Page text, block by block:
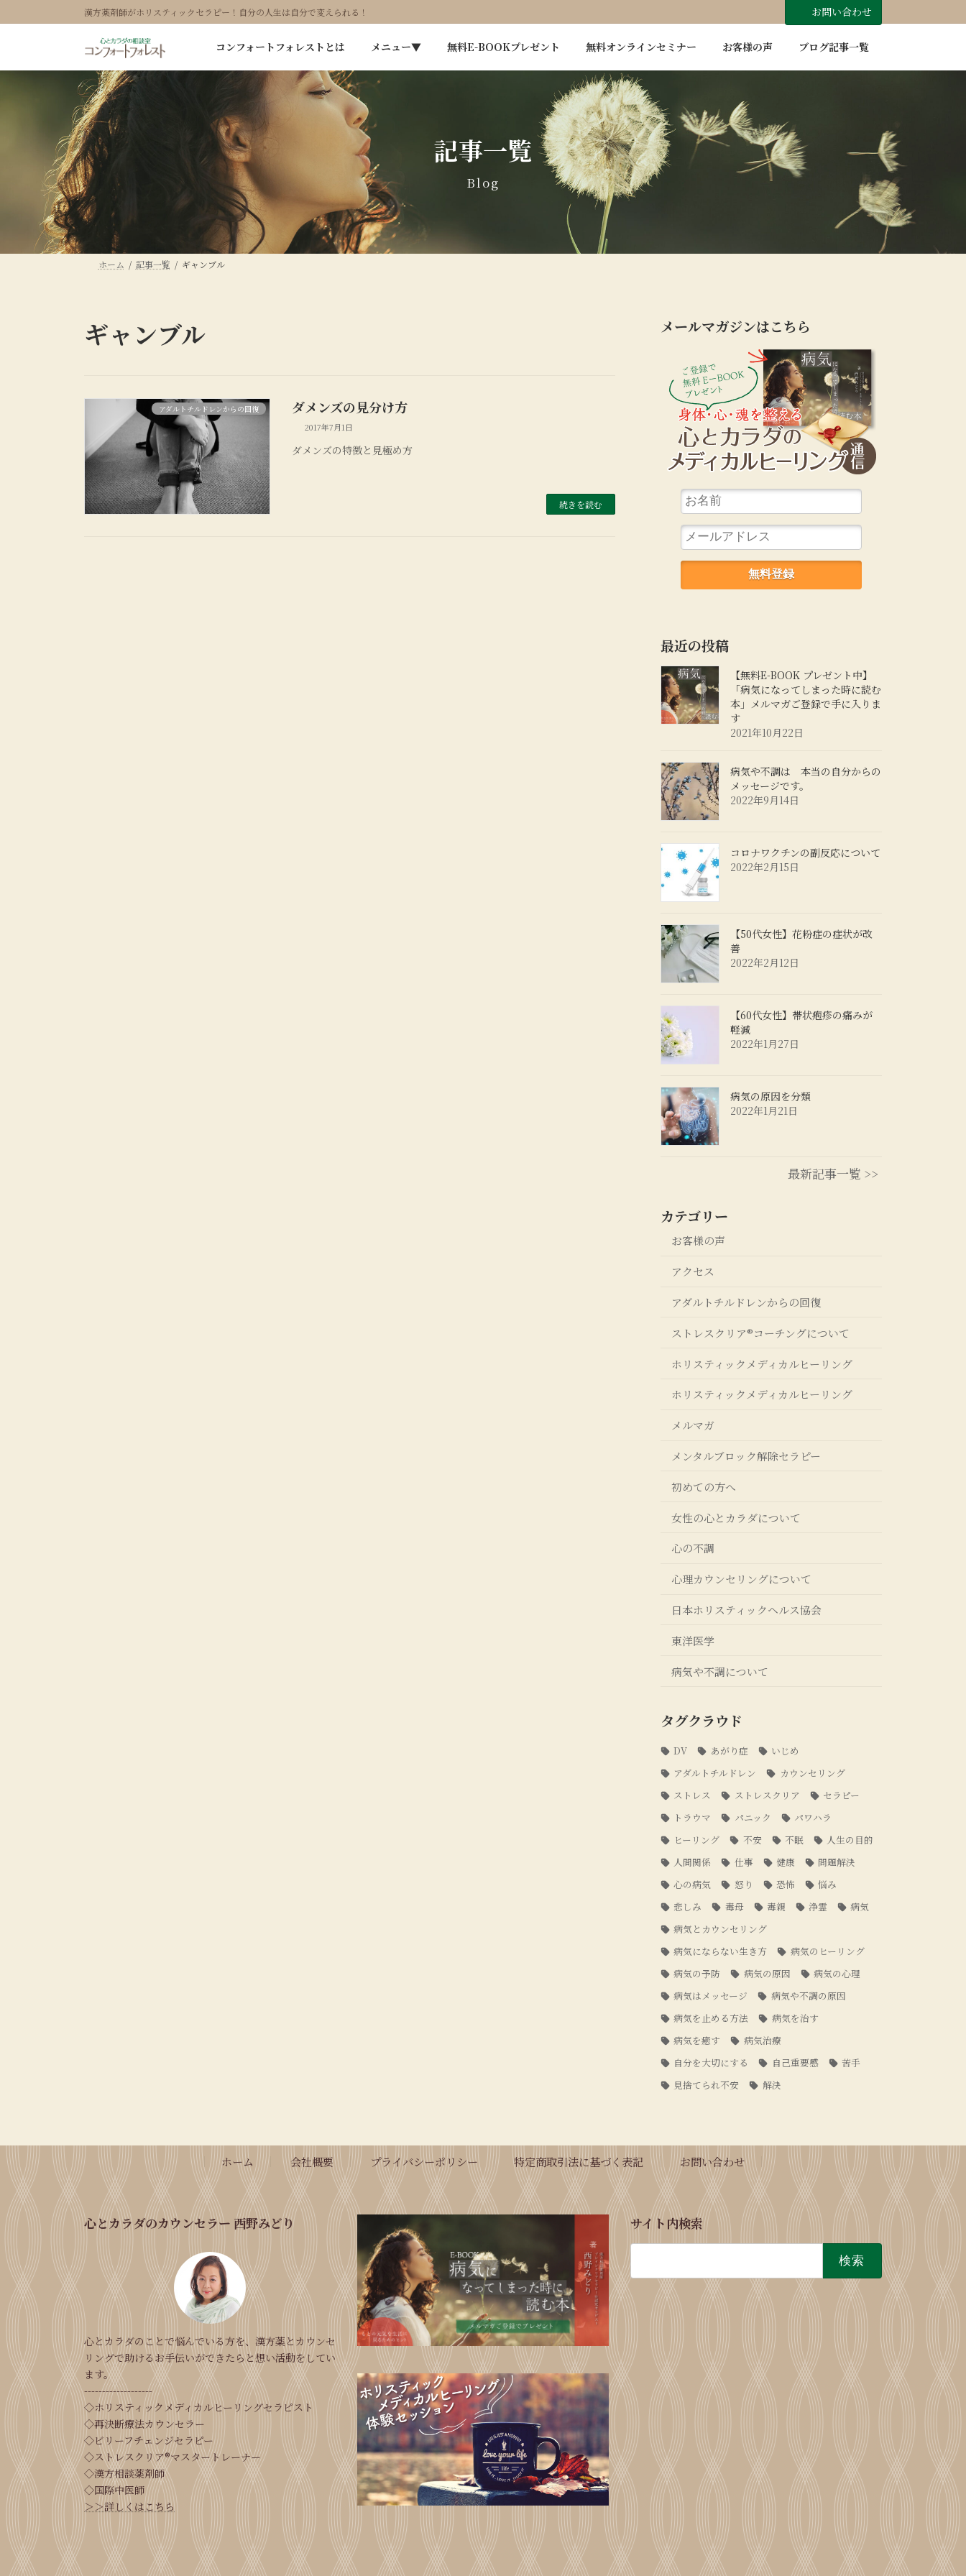
ン
ビ
漢方薬剤師がホリスティックセラピー！自分の人生は自分で変えられる！ お問い合わせ
コンフォートフォレストとは メニュー▼ 無料E-BOOKプレゼント 無料オンラインセミナー お客様の声 ブログ記事一覧
記事一覧
Blog
ホーム 記事一覧 ギャンブル
ギャンブル
アダルトチルドレンからの回復 ダメンズの見分け方
2017年7月1日
ダメンズの特徴と見極め方
続きを読む
メールマガジンはこちら
最近の投稿
【無料E-BOOK プレゼント中】
「病気になってしまった時に読む
本」メルマガご登録で手に入りま
す
2021年10月22日
病気や不調は 本当の自分からの
メッセージです。
2022年9月14日
コロナワクチンの副反応について
2022年2月15日
【50代女性】花粉症の症状が改
善
2022年2月12日
【60代女性】帯状疱疹の痛みが
軽減
2022年1月27日
病気の原因を分類
2022年1月21日
最新記事一覧 >>
カテゴリー
お客様の声
アクセス
アダルトチルドレンからの回復
ストレスクリア®コーチングについて
ホリスティックメディカルヒーリング
ホリスティックメディカルヒーリング
メルマガ
メンタルブロック解除セラピー
初めての方へ
女性の心とカラダについて
心の不調
心理カウンセリングについて
日本ホリスティックヘルス協会
東洋医学
病気や不調について
タグクラウド
DV あがり症
いじめ
アダルトチルドレン
カウンセリング
ストレス
ストレスクリア
セラピー
トラウマ
パニック
パワハラ
ヒーリング
不安 不眠
人生の目的
人間関係
仕事 健康
問題解決
心の病気
怒り 恐怖
悩み
悲しみ
毒母 毒親 浄霊
病気
病気とカウンセリング
病気にならない生き方
病気のヒーリング
病気の予防
病気の原因
病気の心理
病気はメッセージ
病気や不調の原因
病気を止める方法
病気を治す
病気を癒す
病気治療
自分を大切にする
自己重要感
苦手
見捨てられ不安
解決
ホーム 会社概要 プライバシーポリシー 特定商取引法に基づく表記 お問い合わせ
心とカラダのカウンセラー 西野みどり
心とカラダのことで悩んでいる方を、漢方薬とカウンセ
リングで助けるお手伝いができたらと想い活動をしてい
ます。
-------------------
◇ホリスティックメディカルヒーリングセラピスト
◇再決断療法カウンセラー
◇ビリーフチェンジセラピー
◇ストレスクリア®マスタートレーナー
◇漢方相談薬剤師
◇国際中医師
＞＞詳しくはこちら
サイト内検索
検
索: